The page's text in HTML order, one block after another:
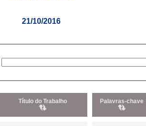
21/10/2016
Título do Trabalho Palavras-chave